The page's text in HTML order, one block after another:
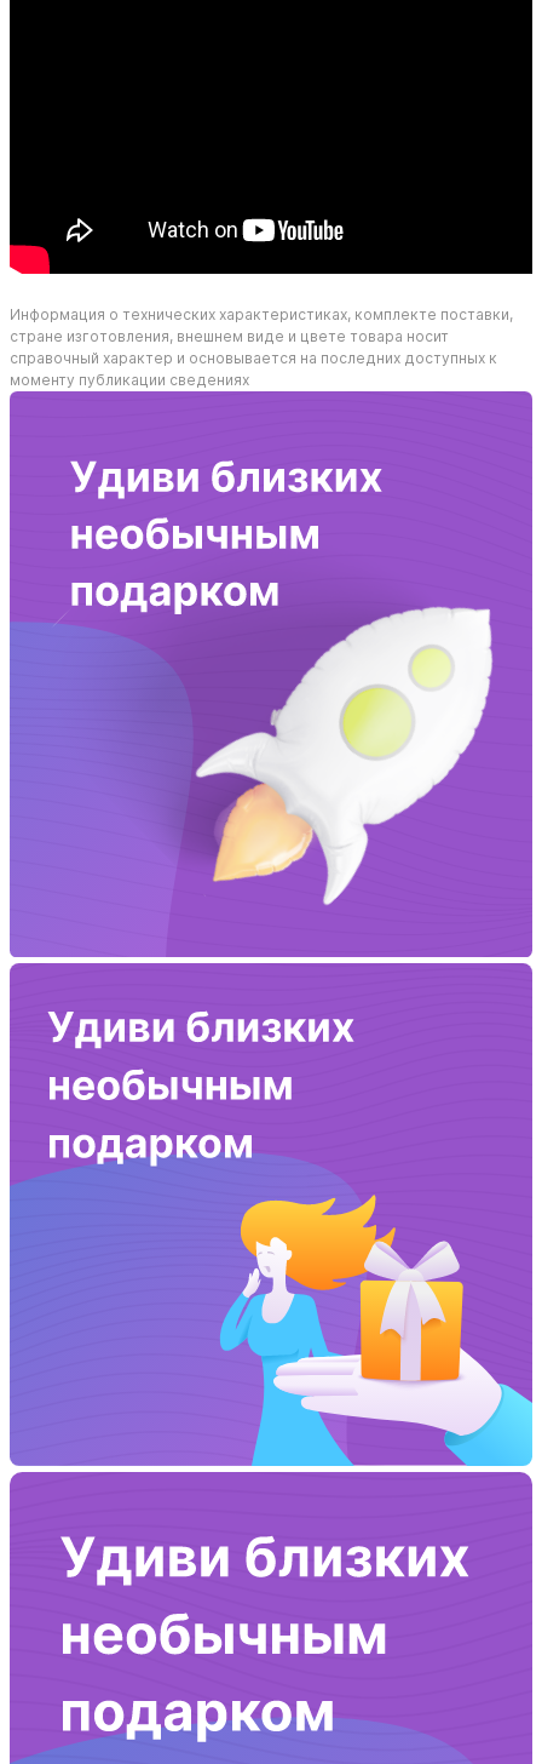
Информация о технических характеристиках, комплекте поставки,
стране изготовления, внешнем виде и цвете товара носит
справочный характер и основывается на последних доступных к
моменту публикации сведениях